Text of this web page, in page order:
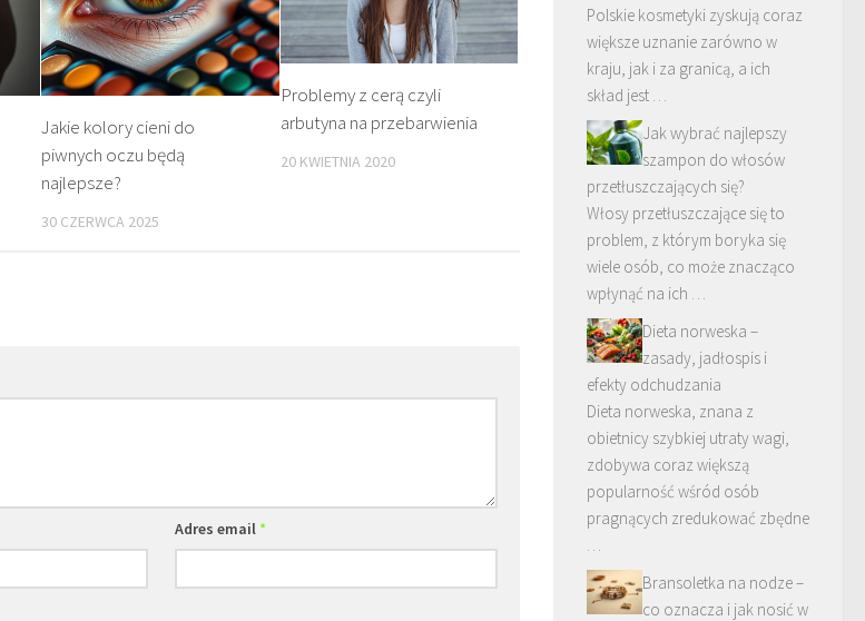
Jakie kolory cieni do
piwnych oczu będą
najlepsze?
30 CZERWCA 2025
Problemy z cerą czyli
arbutyna na przebarwienia
20 KWIETNIA 2020
Adres email*
Polskie kosmetyki zyskują coraz
większe uznanie zarówno w
kraju, jak i za granicą, a ich
skład jest …
Jak wybrać najlepszy
szampon do włosów
przetłuszczających się?
Włosy przetłuszczające się to
problem, z którym boryka się
wiele osób, co może znacząco
wpłynąć na ich …
Dieta norweska –
zasady, jadłospis i
efekty odchudzania
Dieta norweska, znana z
obietnicy szybkiej utraty wagi,
zdobywa coraz większą
popularność wśród osób
pragnących zredukować zbędne
…
Bransoletka na nodze –
co oznacza i jak nosić w